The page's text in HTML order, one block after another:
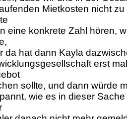
Mietkosten nicht
eine konkrete Zahl hören,
da hat dann Kayla
erst
sollte, und dann würde
wie es in dieser